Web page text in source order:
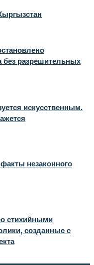
без разрешительных
искусственным.
незаконного
стихийными
созданные с